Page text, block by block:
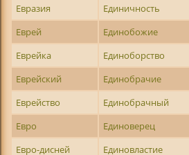
Евразия Единичность
Еврей
Единобожие
Еврейка
Единоборство
Еврейский
Единобрачие
Еврейство
Единобрачный
Евро
Единоверец
Евро-дисней
Единовластие